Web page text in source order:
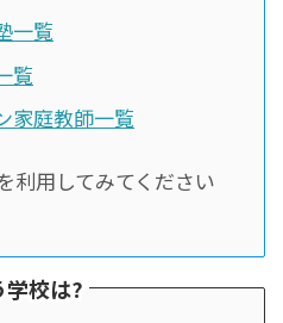
一覧
覧
家庭教師一覧
利用してみてください
校は?